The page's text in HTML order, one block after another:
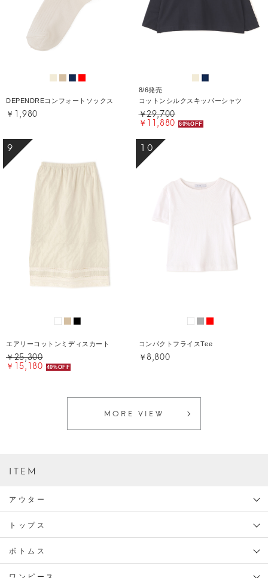
DEPENDREコンフォートソックス
￥1,980
8/6発売
コットンシルクスキッパーシャツ
￥29,700
￥11,880 60%OFF
9
エアリーコットンミディスカート
￥25,300
￥15,180 40%OFF
10
コンパクトフライスTee
￥8,800
MORE VIEW
ITEM
アウター
トップス
ボトムス